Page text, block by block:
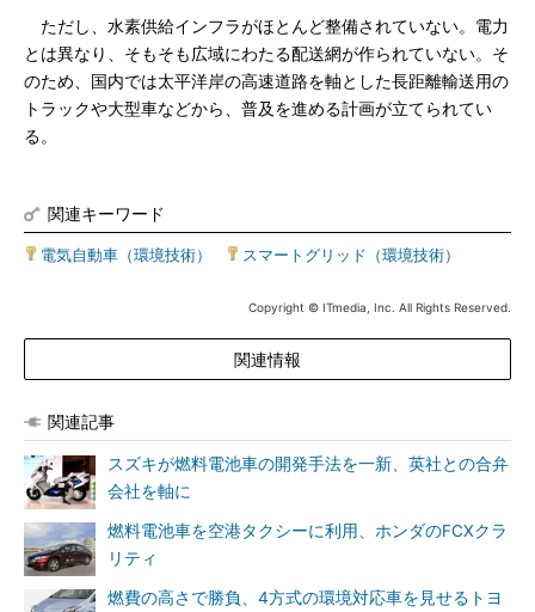
ただし、水素供給インフラがほとんど整備されていない。電力
とは異なり、そもそも広域にわたる配送網が作られていない。そ
のため、国内では太平洋岸の高速道路を軸とした長距離輸送用の
トラックや大型車などから、普及を進める計画が立てられてい
る。
関連キーワード
電気自動車（環境技術） スマートグリッド（環境技術）
Copyright © ITmedia, Inc. All Rights Reserved.
関連情報
関連記事
スズキが燃料電池車の開発手法を一新、英社との合弁
会社を軸に
燃料電池車を空港タクシーに利用、ホンダのFCXクラ
リティ
燃費の高さで勝負、4方式の環境対応車を見せるトヨ